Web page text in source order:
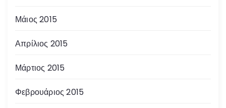
Μάιος 2015
Απρίλιος 2015
Μάρτιος 2015
Φεβρουάριος 2015